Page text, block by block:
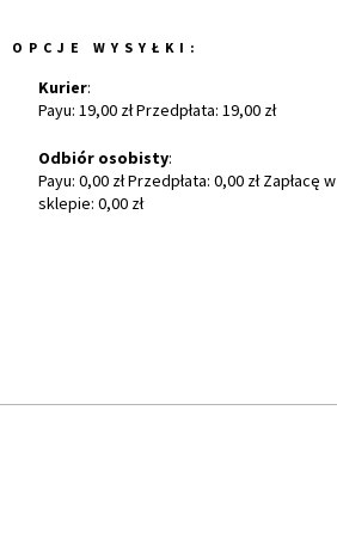
OPCJE WYSYŁKI:
Kurier:
Payu: 19,00 zł Przedpłata: 19,00 zł
Odbiór osobisty:
Payu: 0,00 zł Przedpłata: 0,00 zł Zapłacę w
sklepie: 0,00 zł